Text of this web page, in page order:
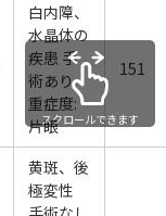
白内障、
水晶体の
疾患 手
術あり
重症度:
片眼
151
黄斑、後
極変性
スクロールできます